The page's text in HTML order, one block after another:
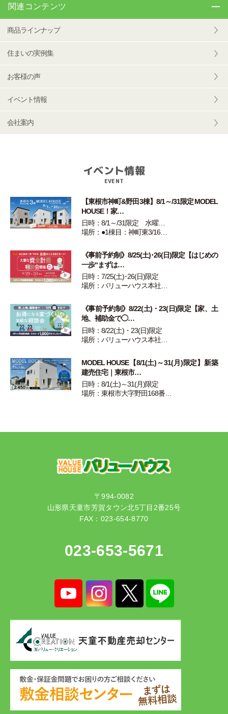
関連コンテンツ
商品ラインナップ
住まいの実例集
お客様の声
イベント情報
会社案内
イベント情報
EVENT
【東根市神町&野田3棟】8/1～/31限定 MODEL
HOUSE！家…
日時：8/1～/31限定 水曜…
場所：●1棟目：神町東3/16…
《事前予約制》8/25(土)･26(日)限定【はじめの
一歩“まずは…
日時：7/25(土)･26(日)限定
場所：バリューハウス本社…
《事前予約制》8/22(土)・23(日)限定【家、土
地、補助金で◯…
日時：8/22(土)・23(日)限定
場所：バリューハウス本社…
MODEL HOUSE【8/1(土)～31(月)限定】新築
建売住宅｜東根市…
日時：8/1(土)～31(月)限定
場所：東根市大字野田168番…
〒994-0082
山形県天童市芳賀タウン北5丁目2番25号
FAX：023-654-8770
023-653-5671